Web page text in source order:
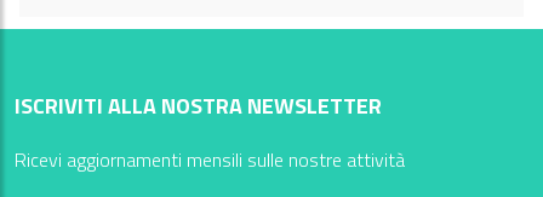
ISCRIVITI ALLA NOSTRA NEWSLETTER
Ricevi aggiornamenti mensili sulle nostre attività